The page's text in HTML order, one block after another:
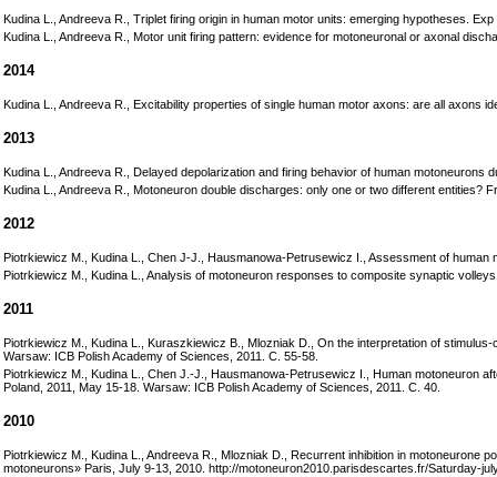
Kudina L., Andreeva R., Triplet firing origin in human motor units: emerging hypotheses.
Kudina L., Andreeva R., Motor unit firing pattern: evidence for motoneuronal or axonal
2014
Kudina L., Andreeva R., Excitability properties of single human motor axons: are all axons
2013
Kudina L., Andreeva R., Delayed depolarization and firing behavior of human
Kudina L., Andreeva R., Motoneuron double discharges: only one or two different entities?
2012
Piotrkiewicz M., Kudina L., Chen J-J., Hausmanowa-Petrusewicz I., Assessment of
Piotrkiewicz M., Kudina L., Analysis of motoneuron responses to composite synaptic
2011
Piotrkiewicz M., Kudina L., Kuraszkiewicz B., Mlozniak D., On the interpretation of
Warsaw: ICB Polish Academy of Sciences, 2011. C. 55-58.
Piotrkiewicz M., Kudina L., Chen J.-J., Hausmanowa-Petrusewicz I., Human motoneuron
Poland, 2011, May 15-18. Warsaw: ICB Polish Academy of Sciences, 2011. C. 40.
2010
Piotrkiewicz M., Kudina L., Andreeva R., Mlozniak D., Recurrent inhibition in motoneurone
motoneurons» Paris, July 9-13, 2010. http://motoneuron2010.parisdescartes.fr/Saturday-